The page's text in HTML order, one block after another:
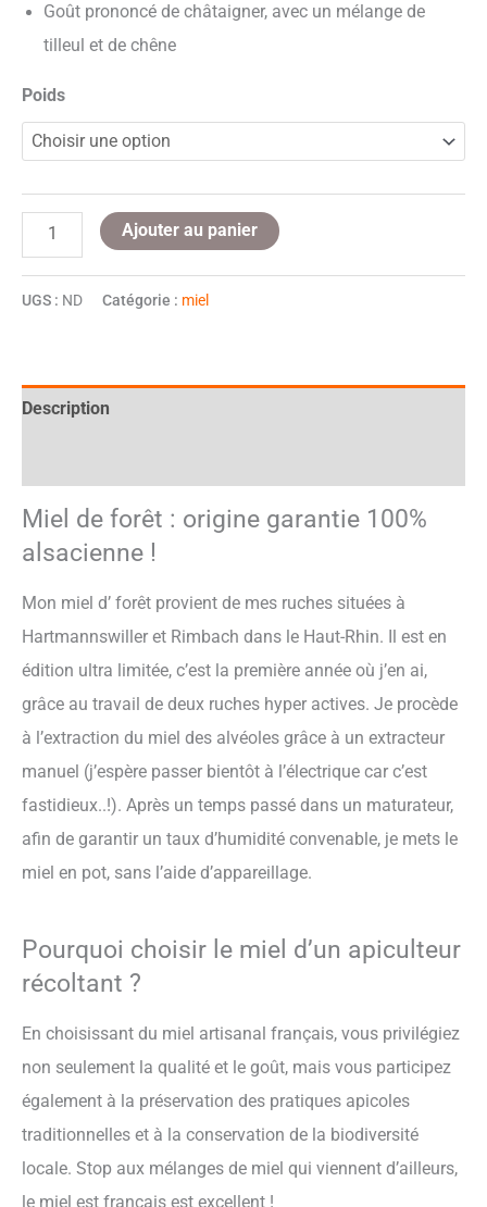
Goût prononcé de châtaigner, avec un mélange de
tilleul et de chêne
Poids
Ajouter au panier
UGS : ND Catégorie : miel
Description
Miel de forêt : origine garantie 100%
alsacienne !
Mon miel d’ forêt provient de mes ruches situées à
Hartmannswiller et Rimbach dans le Haut-Rhin. Il est en
édition ultra limitée, c’est la première année où j’en ai,
grâce au travail de deux ruches hyper actives. Je procède
à l’extraction du miel des alvéoles grâce à un extracteur
manuel (j’espère passer bientôt à l’électrique car c’est
fastidieux..!). Après un temps passé dans un maturateur,
afin de garantir un taux d’humidité convenable, je mets le
miel en pot, sans l’aide d’appareillage.
Pourquoi choisir le miel d’un apiculteur
récoltant ?
En choisissant du miel artisanal français, vous privilégiez
non seulement la qualité et le goût, mais vous participez
également à la préservation des pratiques apicoles
traditionnelles et à la conservation de la biodiversité
locale. Stop aux mélanges de miel qui viennent d’ailleurs,